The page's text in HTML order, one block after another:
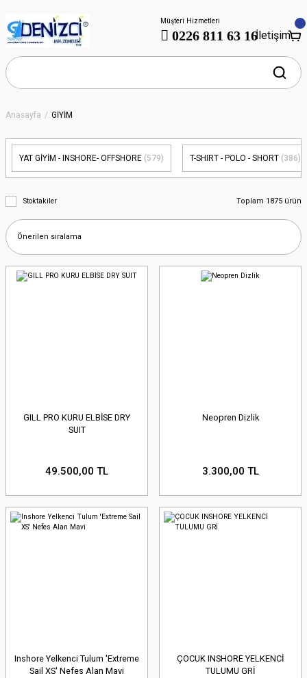
Müşteri Hizmetleri
0226 811 63 16İletişim
Anasayfa GİYİM
YAT GİYİM - INSHORE- OFFSHORE (579) T-SHIRT - POLO - SHORT (386)
Stoktakiler Toplam 1875 ürün
GILL PRO KURU ELBİSE DRY
SUIT
49.500,00 TL
Neopren Dizlik
3.300,00 TL
Inshore Yelkenci Tulum 'Extreme
Sail XS' Nefes Alan Mavi
ÇOCUK INSHORE YELKENCİ
TULUMU GRİ